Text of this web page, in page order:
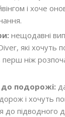
і хоче
нещодавні
які хочуть
перш ніж
до подорожі:
і хочуть
до підводного